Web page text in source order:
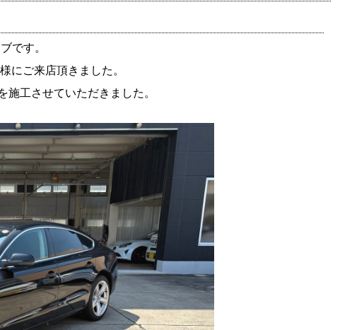
です。
にご来店頂きました。
工させていただきました。